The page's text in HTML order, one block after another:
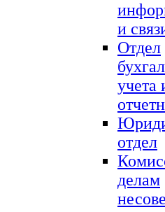
и
Отдел
учета
отдел
делам